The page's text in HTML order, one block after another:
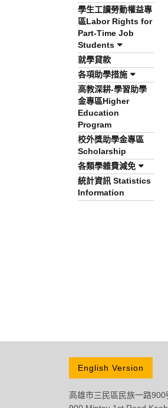
學生工讀勞動權益專
區Labor Rights for
Part-Time Job
Students
就學貸款
各項助學措施
高教深耕-學習助學
金專區Higher
Education
Program
校外獎助學金專區
Scholarship
各類學雜費減免
統計資訊 Statistics
Information
English Version
高雄市三民區民族一路